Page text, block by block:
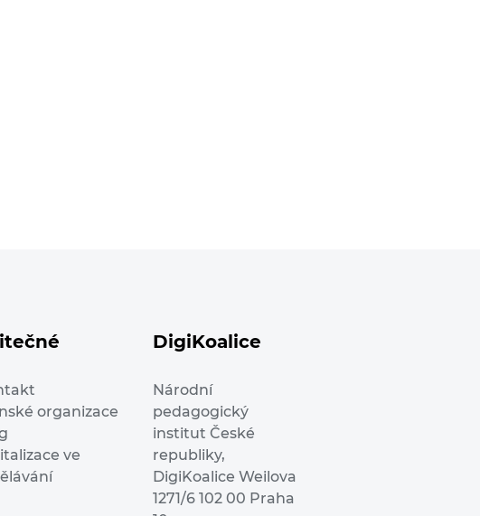
organizace
ve
DigiKoalice
Národní
pedagogický
institut České
republiky,
DigiKoalice Weilova
1271/6 102 00 Praha